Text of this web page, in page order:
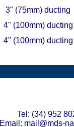
3" (75mm) ducting
4" (100mm) ducting
4" (100mm) ducting
Tel: (34) 952
Email: mail@mds-